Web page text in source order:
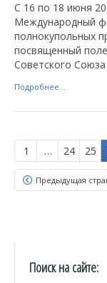
С 16 по 18 июня
Международный
полнокупольных
посвященный
Советского
Подробнее...
1 … 24 25
Предыдущая
Поиск на сайте: